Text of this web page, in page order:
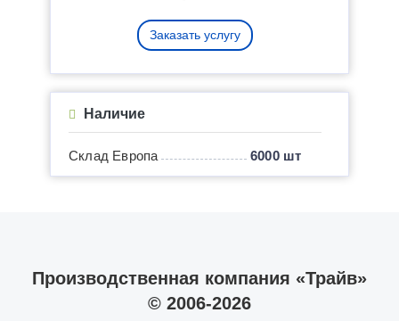
Заказать услугу
Наличие
Склад Европа 6000 шт
Производственная компания «Трайв»
© 2006-2026